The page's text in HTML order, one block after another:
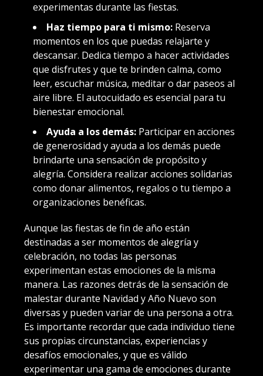
experimentas durante las fiestas.
Haz tiempo para ti mismo: Reserva
momentos en los que puedas relajarte y
descansar. Dedica tiempo a hacer actividades
que disfrutes y que te brinden calma, como
leer, escuchar música, meditar o dar paseos al
aire libre. El autocuidado es esencial para tu
bienestar emocional.
Ayuda a los demás: Participar en acciones
de generosidad y ayuda a los demás puede
brindarte una sensación de propósito y
alegría. Considera realizar acciones solidarias
como donar alimentos, regalos o tu tiempo a
organizaciones benéficas.
Aunque las fiestas de fin de año están
destinadas a ser momentos de alegría y
celebración, no todas las personas
experimentan estas emociones de la misma
manera. Las razones detrás de la sensación de
malestar durante Navidad y Año Nuevo son
diversas y pueden variar de una persona a otra.
Es importante recordar que cada individuo tiene
sus propias circunstancias, experiencias y
desafíos emocionales, y que es válido
experimentar una gama de emociones durante